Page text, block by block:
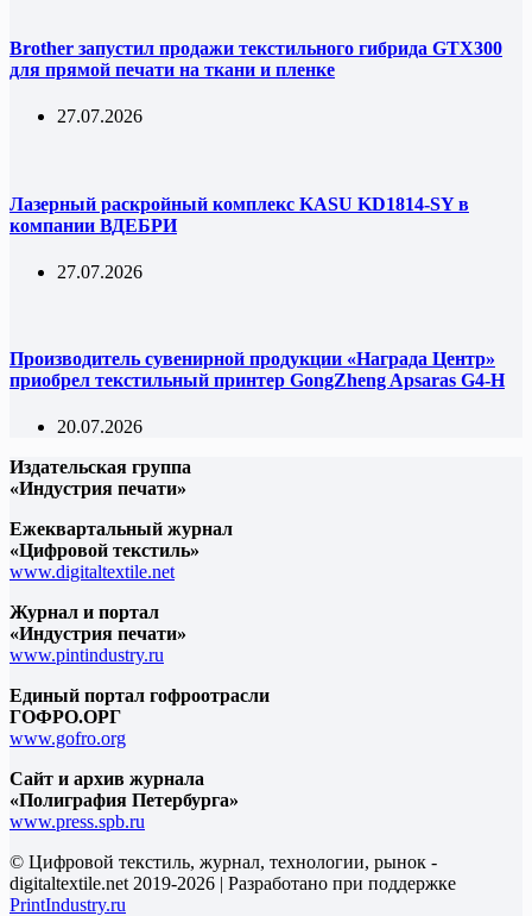
Brother запустил продажи текстильного гибрида GTX300
для прямой печати на ткани и пленке
27.07.2026
Лазерный раскройный комплекс KASU KD1814-SY в
компании ВДЕБРИ
27.07.2026
Производитель сувенирной продукции «Награда Центр»
приобрел текстильный принтер GongZheng Apsaras G4-H
20.07.2026
Издательская группа
«Индустрия печати»
Ежеквартальный журнал
«Цифровой текстиль»
www.digitaltextile.net
Журнал и портал
«Индустрия печати»
www.pintindustry.ru
Единый портал гофроотрасли
ГОФРО.ОРГ
www.gofro.org
Сайт и архив журнала
«Полиграфия Петербурга»
www.press.spb.ru
© Цифровой текстиль, журнал, технологии, рынок -
digitaltextile.net 2019-2026 | Разработано при поддержке
PrintIndustry.ru